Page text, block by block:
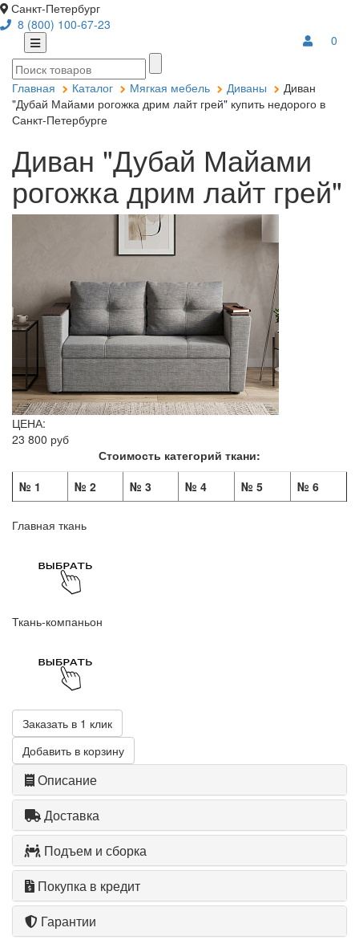
Санкт-Петербург
8 (800) 100-67-23
0
Главная Каталог Мягкая мебель Диваны
Диван
"Дубай Майами рогожка дрим лайт грей" купить недорого в
Санкт-Петербурге
Диван "Дубай Майами
рогожка дрим лайт грей"
ЦЕНА:
23 800 руб
Стоимость категорий ткани:
№ 1
№ 2 № 3 № 4 № 5 № 6
Главная ткань
Ткань-компаньон
Заказать в 1 клик
Добавить в корзину
Описание
Доставка
Подъем и сборка
Покупка в кредит
Гарантии